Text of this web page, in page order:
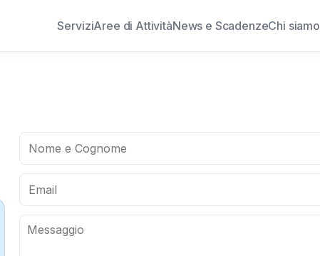
ServiziAree di AttivitàNews e ScadenzeChi siamo